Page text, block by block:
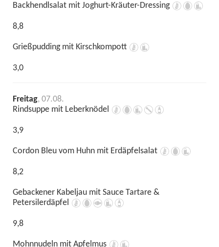
Backhendlsalat mit Joghurt-Kräuter-Dressing
8,8
Grießpudding mit Kirschkompott
3,0
Freitag, 07.08.
Rindsuppe mit Leberknödel
3,9
Cordon Bleu vom Huhn mit Erdäpfelsalat
8,2
Gebackener Kabeljau mit Sauce Tartare &
Petersilerdäpfel
9,8
Mohnnudeln mit Apfelmus